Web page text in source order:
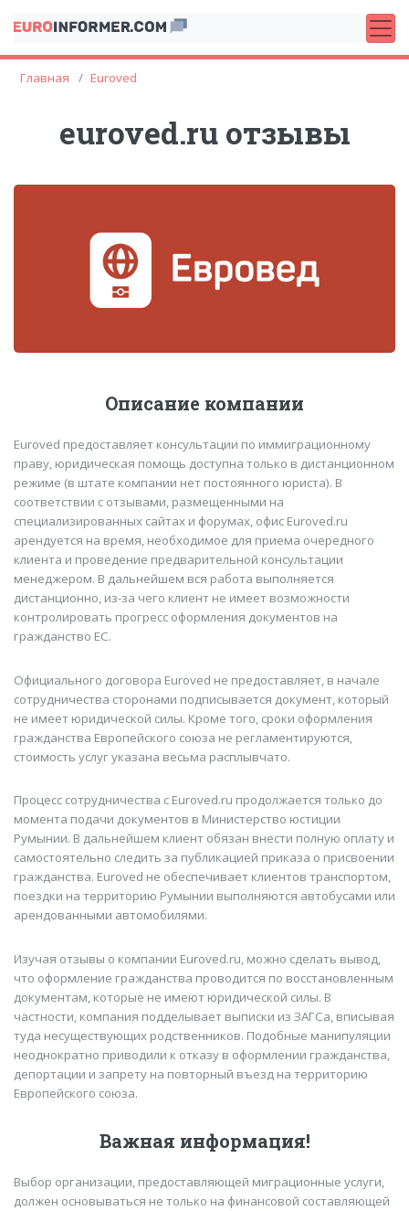
Главная Euroved
euroved.ru отзывы
Описание компании
Euroved предоставляет консультации по иммиграционному
праву, юридическая помощь доступна только в дистанционном
режиме (в штате компании нет постоянного юриста). В
соответствии с отзывами, размещенными на
специализированных сайтах и форумах, офис Euroved.ru
арендуется на время, необходимое для приема очередного
клиента и проведение предварительной консультации
менеджером. В дальнейшем вся работа выполняется
дистанционно, из-за чего клиент не имеет возможности
контролировать прогресс оформления документов на
гражданство ЕС.
Официального договора Euroved не предоставляет, в начале
сотрудничества сторонами подписывается документ, который
не имеет юридической силы. Кроме того, сроки оформления
гражданства Европейского союза не регламентируются,
стоимость услуг указана весьма расплывчато.
Процесс сотрудничества с Euroved.ru продолжается только до
момента подачи документов в Министерство юстиции
Румынии. В дальнейшем клиент обязан внести полную оплату и
самостоятельно следить за публикацией приказа о присвоении
гражданства. Euroved не обеспечивает клиентов транспортом,
поездки на территорию Румынии выполняются автобусами или
арендованными автомобилями.
Изучая отзывы о компании Euroved.ru, можно сделать вывод,
что оформление гражданства проводится по восстановленным
документам, которые не имеют юридической силы. В
частности, компания подделывает выписки из ЗАГСа, вписывая
туда несуществующих родственников. Подобные манипуляции
неоднократно приводили к отказу в оформлении гражданства,
депортации и запрету на повторный въезд на территорию
Европейского союза.
Важная информация!
Выбор организации, предоставляющей миграционные услуги,
должен основываться не только на финансовой составляющей